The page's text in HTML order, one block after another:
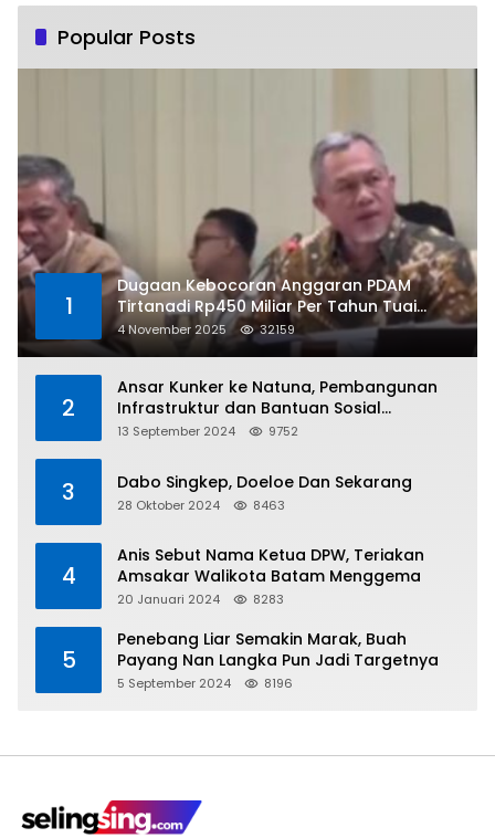
Popular Posts
1
Dugaan Kebocoran Anggaran PDAM
Tirtanadi Rp450 Miliar Per Tahun Tuai
Kritikan
4 November 2025 32159
2
Ansar Kunker ke Natuna, Pembangunan
Infrastruktur dan Bantuan Sosial
Direalisasikan Hingga Pulau Tiga
13 September 2024 9752
3 Dabo Singkep, Doeloe Dan Sekarang
28 Oktober 2024 8463
4
Anis Sebut Nama Ketua DPW, Teriakan
Amsakar Walikota Batam Menggema
20 Januari 2024 8283
5
Penebang Liar Semakin Marak, Buah
Payang Nan Langka Pun Jadi Targetnya
5 September 2024 8196